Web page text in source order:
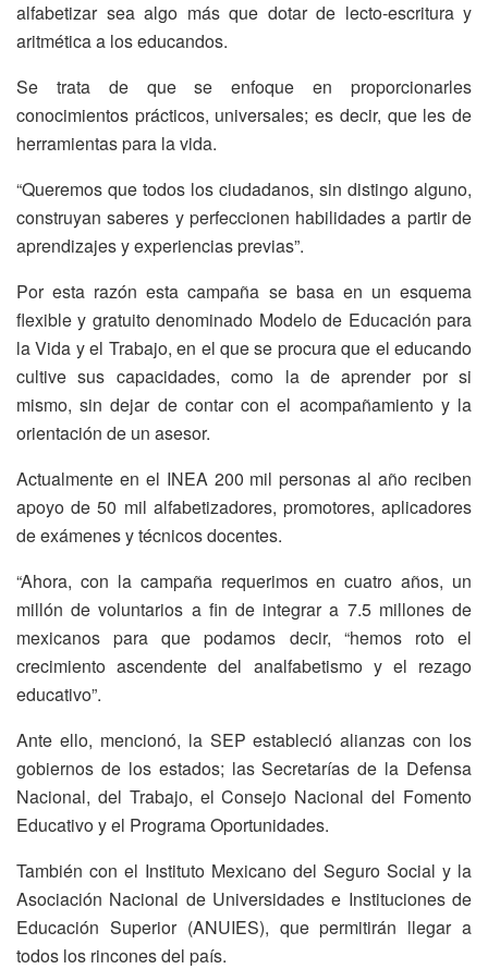
alfabetizar sea algo más que dotar de lecto-escritura y
aritmética a los educandos.
Se trata de que se enfoque en proporcionarles
conocimientos prácticos, universales; es decir, que les de
herramientas para la vida.
“Queremos que todos los ciudadanos, sin distingo alguno,
construyan saberes y perfeccionen habilidades a partir de
aprendizajes y experiencias previas”.
Por esta razón esta campaña se basa en un esquema
flexible y gratuito denominado Modelo de Educación para
la Vida y el Trabajo, en el que se procura que el educando
cultive sus capacidades, como la de aprender por si
mismo, sin dejar de contar con el acompañamiento y la
orientación de un asesor.
Actualmente en el INEA 200 mil personas al año reciben
apoyo de 50 mil alfabetizadores, promotores, aplicadores
de exámenes y técnicos docentes.
“Ahora, con la campaña requerimos en cuatro años, un
millón de voluntarios a fin de integrar a 7.5 millones de
mexicanos para que podamos decir, “hemos roto el
crecimiento ascendente del analfabetismo y el rezago
educativo”.
Ante ello, mencionó, la SEP estableció alianzas con los
gobiernos de los estados; las Secretarías de la Defensa
Nacional, del Trabajo, el Consejo Nacional del Fomento
Educativo y el Programa Oportunidades.
También con el Instituto Mexicano del Seguro Social y la
Asociación Nacional de Universidades e Instituciones de
Educación Superior (ANUIES), que permitirán llegar a
todos los rincones del país.